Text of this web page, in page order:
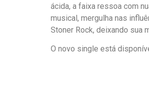
ácida, a faixa ressoa com
musical, mergulha nas
Stoner Rock, deixando sua
O novo single está